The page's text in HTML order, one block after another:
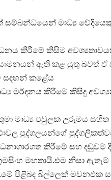
මාධ්‍ය
කිරීමේ කිසිම
ඇති කළ යුතු බවත් ඒ
සඳහන් කළේය‍
මර්දනය කිරීමේ කිසිදු
මාධ්‍ය පවුලක උරුමය
පුද්ගලයන්ගේ
කිරීමේ සහ දඩුවම්
මහතායි.එම නිසා ඇතැම්
පිළිබඳ බිල්ලෙක් මවනඑක